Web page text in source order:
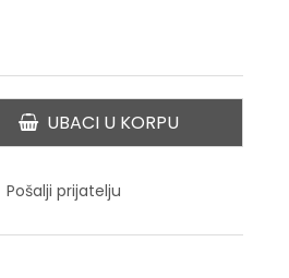
UBACI U KORPU
Pošalji prijatelju